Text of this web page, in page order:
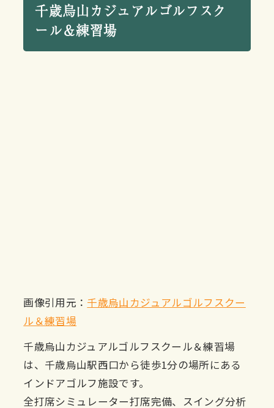
千歳烏山カジュアルゴルフスク
ール＆練習場
画像引用元： 千歳烏山カジュアルゴルフスクー
ル＆練習場
千歳烏山カジュアルゴルフスクール＆練習場
は、千歳烏山駅西口から徒歩1分の場所にある
インドアゴルフ施設です。
全打席シミュレーター打席完備、スイング分析